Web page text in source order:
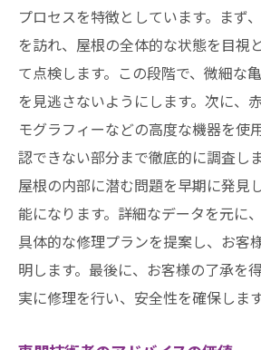
プロセスを特徴としています。まず
を訪れ、屋根の全体的な状態を目視
て点検します。この段階で、微細な
を見逃さないようにします。次に、
モグラフィーなどの高度な機器を使
認できない部分まで徹底的に調査し
屋根の内部に潜む問題を早期に発見
能になります。詳細なデータを元に
具体的な修理プランを提案し、お客
明します。最後に、お客様の了承を
実に修理を行い、安全性を確保します